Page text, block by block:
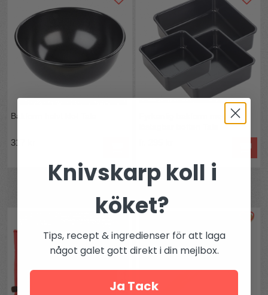
Bakform halvt klot Tala
317 kr
Andra köpte även
Knivskarp koll i
köket?
Tips, recept & ingredienser för att laga
något galet gott direkt i din mejlbox.
Ja Tack